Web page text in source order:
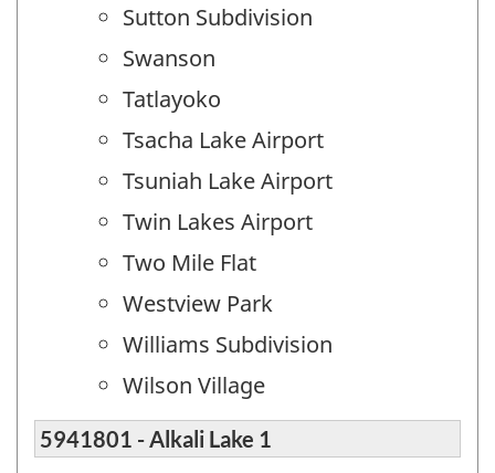
Sutton Subdivision
Swanson
Tatlayoko
Tsacha Lake Airport
Tsuniah Lake Airport
Twin Lakes Airport
Two Mile Flat
Westview Park
Williams Subdivision
Wilson Village
5941801 - Alkali Lake 1